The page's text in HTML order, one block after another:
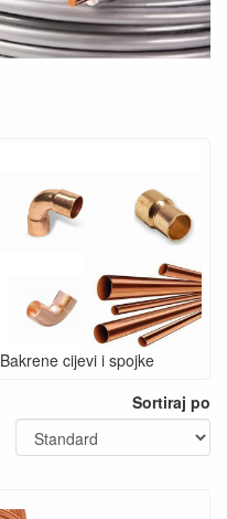
Bakrene cijevi i spojke
Sortiraj po